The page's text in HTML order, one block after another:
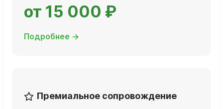
от 15 000 ₽
Подробнее →
Премиальное сопровождение